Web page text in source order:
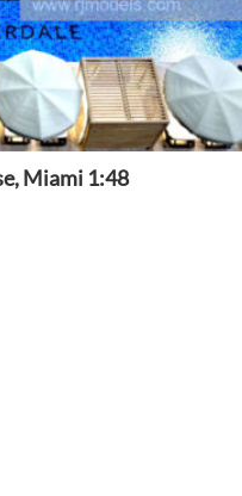
Miami 1:48